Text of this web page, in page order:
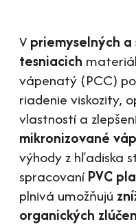
V priemyselných
tesniacich
vápenatý (PCC)
riadenie viskozity,
vlastností a
mikronizované
výhody z hľadiska
spracovaníPVC
plnivá umožňujú
organických